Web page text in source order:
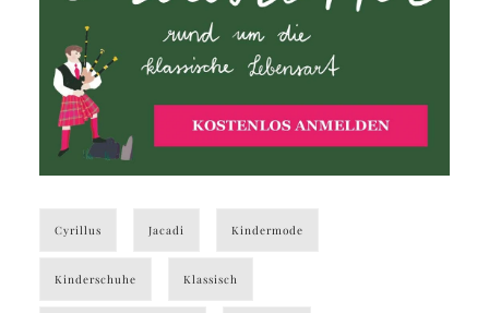
Cyrillus Jacadi Kindermode
Kinderschuhe Klassisch